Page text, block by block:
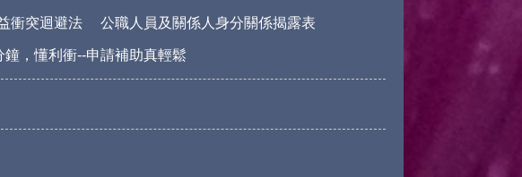
衝突迴避法 公職人員及關係人身分關係揭露表
鐘，懂利衝--申請補助真輕鬆